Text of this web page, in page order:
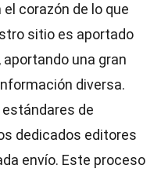
corazón de lo que
sitio es aportado
una gran
diversa.
estándares de
dedicados editores
envío. Este proceso